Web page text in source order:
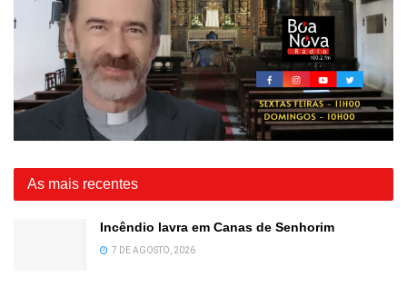
As mais recentes
Incêndio lavra em Canas de Senhorim
7 DE AGOSTO, 2026